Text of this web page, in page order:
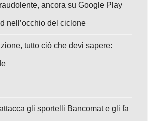
ancora su Google Play
nell’occhio del ciclone
tutto ciò che devi sapere:
gli sportelli Bancomat e gli fa